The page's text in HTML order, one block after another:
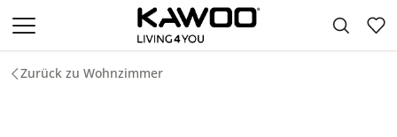
Zum Hauptinhalt springen
Zurück zu Wohnzimmer